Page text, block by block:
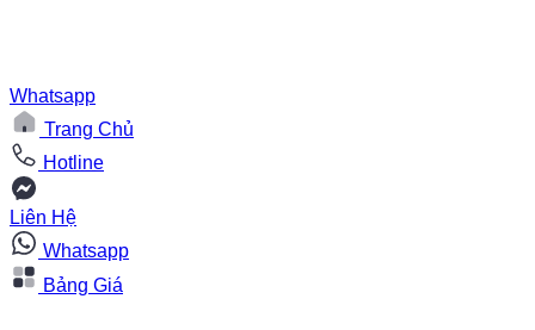
Whatsapp
Trang Chủ
Hotline
Liên Hệ
Whatsapp
Bảng Giá